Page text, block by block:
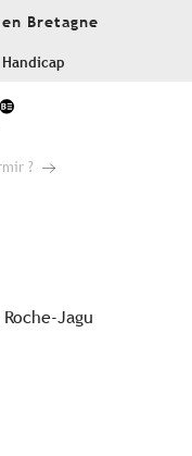
Bretagne
Handicap
?
Jagu